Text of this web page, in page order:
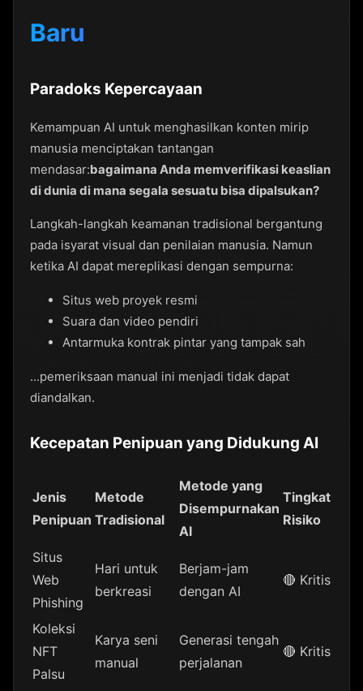
Baru
Paradoks Kepercayaan
Kemampuan AI untuk menghasilkan konten mirip
manusia menciptakan tantangan
mendasar:bagaimana Anda memverifikasi keaslian
di dunia di mana segala sesuatu bisa dipalsukan?
Langkah-langkah keamanan tradisional bergantung
pada isyarat visual dan penilaian manusia. Namun
ketika AI dapat mereplikasi dengan sempurna:
Situs web proyek resmi
Suara dan video pendiri
Antarmuka kontrak pintar yang tampak sah
...pemeriksaan manual ini menjadi tidak dapat
diandalkan.
Kecepatan Penipuan yang Didukung AI
Jenis
Penipuan
Metode
Tradisional
Metode yang
Disempurnakan
AI
Tingkat
Risiko
Situs
Web
Phishing
Hari untuk
berkreasi
Berjam-jam
dengan AI
🔴 Kritis
Koleksi
NFT
Palsu
Karya seni
manual
Generasi tengah
perjalanan
🔴 Kritis